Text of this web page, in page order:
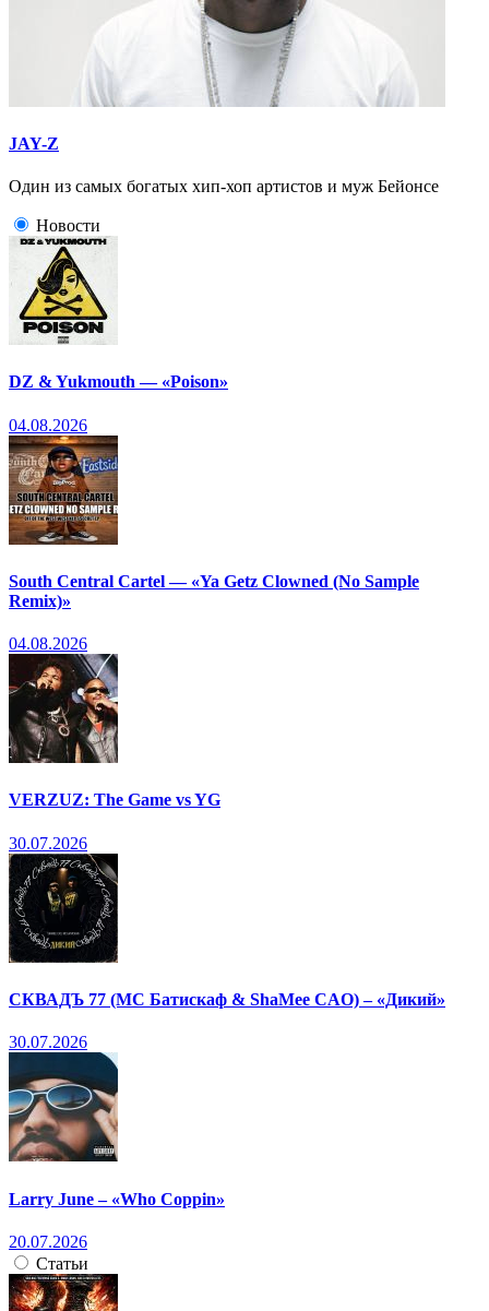
JAY-Z
Один из самых богатых хип-хоп артистов и муж Бейонсе
Новости
DZ & Yukmouth — «Poison»
04.08.2026
South Central Cartel — «Ya Getz Clowned (No Sample
Remix)»
04.08.2026
VERZUZ: The Game vs YG
30.07.2026
СКВАДЪ 77 (МС Батискаф & ShaMee CAO) – «Дикий»
30.07.2026
Larry June – «Who Coppin»
20.07.2026
Статьи